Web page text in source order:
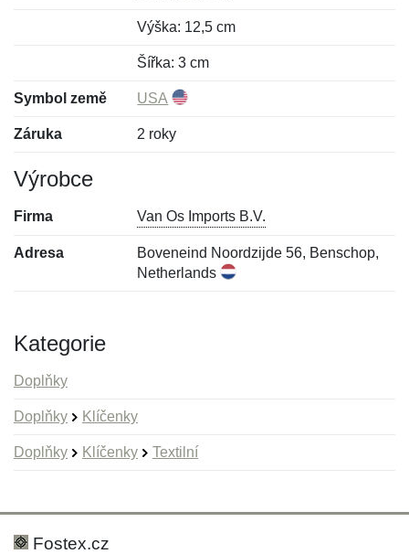
Výška: 12,5 cm
Šířka: 3 cm
Symbol země USA
Záruka 2 roky
Výrobce
Firma Van Os Imports B.V.
Adresa
Boveneind Noordzijde 56, Benschop,
Netherlands
Kategorie
Doplňky
Doplňky Klíčenky
Doplňky Klíčenky Textilní
Hodnocení:
Jméno:
Fostex.cz